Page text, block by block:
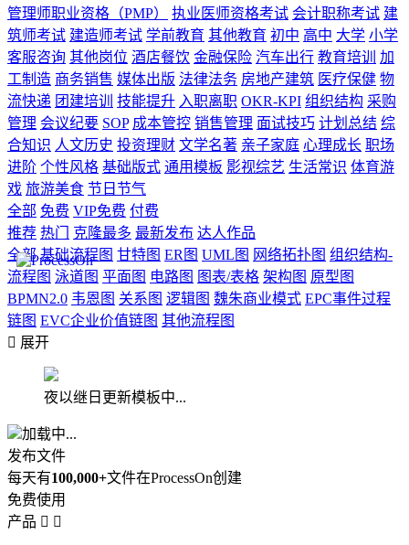
管理师职业资格（PMP）
执业医师资格考试 会计职称考试 建
筑师考试 建造师考试 学前教育 其他教育 初中 高中 大学 小学
客服咨询 其他岗位 酒店餐饮 金融保险 汽车出行 教育培训
加
工制造 商务销售 媒体出版 法律法务 房地产建筑 医疗保健 物
流快递 团建培训 技能提升 入职离职 OKR-KPI 组织结构 采购
管理 会议纪要 SOP 成本管控 销售管理 面试技巧 计划总结 综
合知识 人文历史 投资理财 文学名著 亲子家庭 心理成长 职场
进阶 个性风格 基础版式 通用模板 影视综艺 生活常识 体育游
戏 旅游美食 节日节气
全部 免费 VIP免费 付费
推荐 热门 克隆最多 最新发布 达人作品
全部 基础流程图 甘特图 ER图 UML图 网络拓扑图 组织结构-
流程图 泳道图 平面图 电路图 图表/表格 架构图 原型图
BPMN2.0 韦恩图 关系图 逻辑图 魏朱商业模式 EPC事件过程
链图 EVC企业价值链图 其他流程图
 展开
夜以继日更新模板中...
加载中...
发布文件
每天有100,000+文件在ProcessOn创建
免费使用
产品  